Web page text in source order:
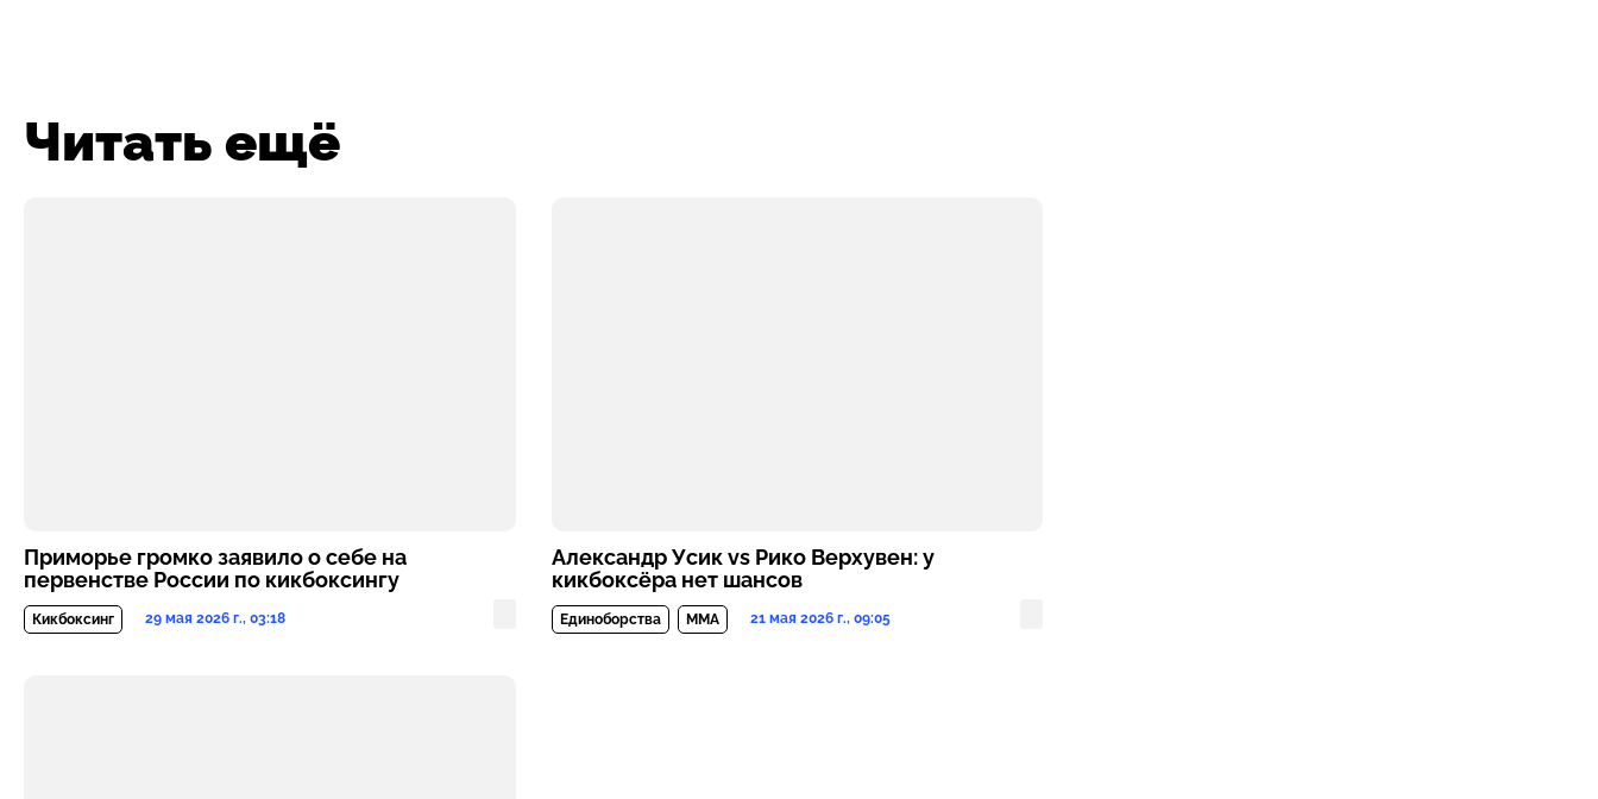
Читать ещё
Приморье громко заявило о себе на
первенстве России по кикбоксингу
Кикбоксинг 29 мая 2026 г., 03:18
Александр Усик vs Рико Верхувен: у
кикбоксёра нет шансов
Единоборства MMA 21 мая 2026 г., 09:05